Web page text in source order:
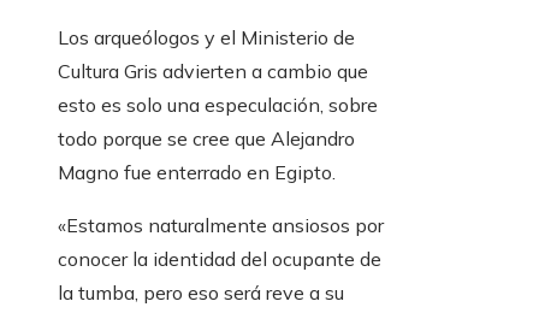
Los arqueólogos y el Ministerio de
Cultura Gris advierten a cambio que
esto es solo una especulación, sobre
todo porque se cree que Alejandro
Magno fue enterrado en Egipto.
«Estamos naturalmente ansiosos por
conocer la identidad del ocupante de
la tumba, pero eso será reve a su